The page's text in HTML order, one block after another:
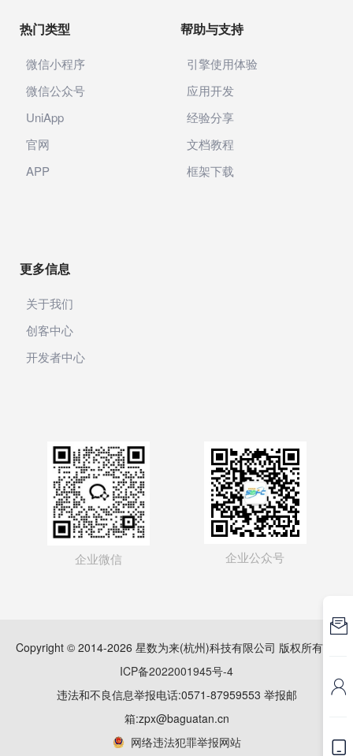
热门类型
微信小程序
微信公众号
UniApp
官网
APP
帮助与支持
引擎使用体验
应用开发
经验分享
文档教程
框架下载
更多信息
关于我们
创客中心
开发者中心
企业微信 企业公众号
Copyright © 2014-2026 星数为来(杭州)科技有限公司 版权所有
ICP备2022001945号-4
违法和不良信息举报电话:0571-87959553 举报邮
箱:zpx@baguatan.cn
网络违法犯罪举报网站


